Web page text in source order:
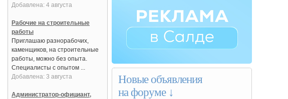
Добавлена: 4 августа
Рабочие на строительные
работы
Приглашаю разнорабочих,
каменщиков, на строительные
работы, можно без опыта.
Специалисты с опытом ...
Добавлена: 3 августа
Администратор-официант,
Новые объявления
на форуме ↓